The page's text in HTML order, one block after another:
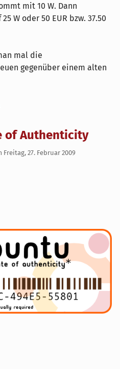
mit 10 W. Dann
W oder 50 EUR bzw. 37.50
mal die
gegenüber einem alten
of Authenticity
Freitag, 27. Februar 2009